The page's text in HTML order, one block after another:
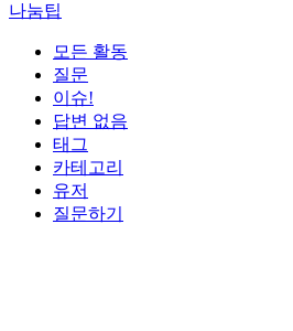
나눔팁
모든 활동
질문
이슈!
답변 없음
태그
카테고리
유저
질문하기